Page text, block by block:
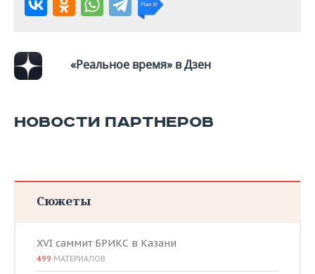
«Реальное время» в Дзен
НОВОСТИ ПАРТНЕРОВ
Сюжеты
XVI саммит БРИКС в Казани
499 МАТЕРИАЛОВ